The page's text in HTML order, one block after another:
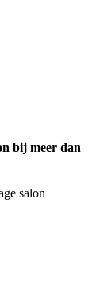
bij meer dan
salon